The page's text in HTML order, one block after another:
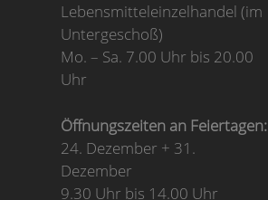
Lebensmitteleinzelhandel (im
Untergeschoß)
Mo. – Sa. 7.00 Uhr bis 20.00
Uhr
Öffnungszeiten an Feiertagen:
24. Dezember + 31.
Dezember
9.30 Uhr bis 14.00 Uhr